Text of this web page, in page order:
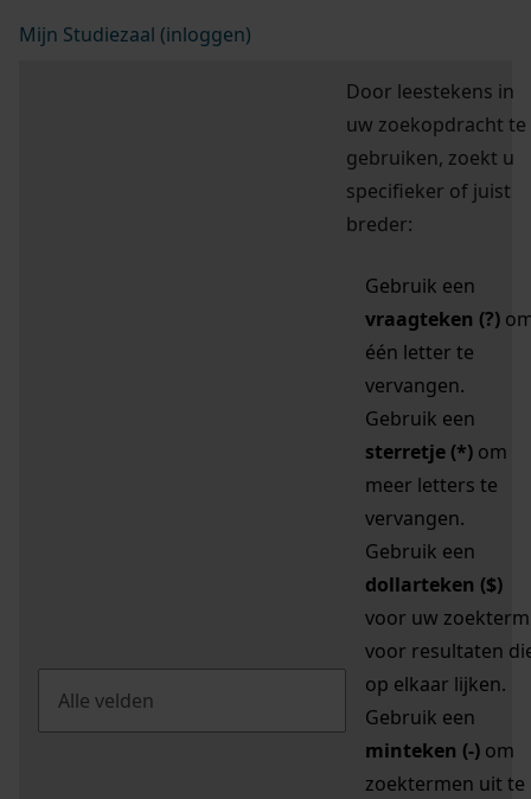
Mijn Studiezaal (inloggen)
Door leestekens in
uw zoekopdracht te
gebruiken, zoekt u
specifieker of juist
breder:
Gebruik een
vraagteken (?)
één letter te
vervangen.
Gebruik een
sterretje (*) om
meer letters te
vervangen.
Gebruik een
dollarteken ($)
voor uw zoekterm
voor resultaten
op elkaar lijken.
Gebruik een
minteken (-) om
zoektermen uit te